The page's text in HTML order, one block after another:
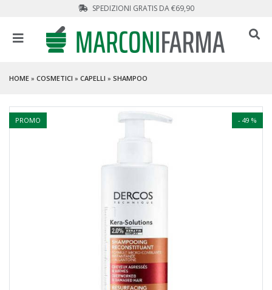
SPEDIZIONI GRATIS DA €69,90
HOME » COSMETICI » CAPELLI » SHAMPOO
- 49 %
PROMO